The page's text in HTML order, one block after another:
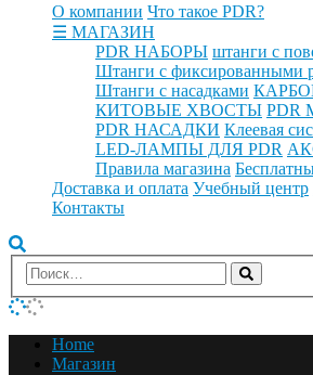
О компании Что такое PDR?
☰ МАГАЗИН
PDR НАБОРЫ штанги с
Штанги с фиксированными
Штанги с насадками
КИТОВЫЕ ХВОСТЫ PDR
PDR НАСАДКИ Клеевая
LED-ЛАМПЫ ДЛЯ PDR
Правила магазина
Доставка и оплата Учебный центр
Контакты
Home
Магазин